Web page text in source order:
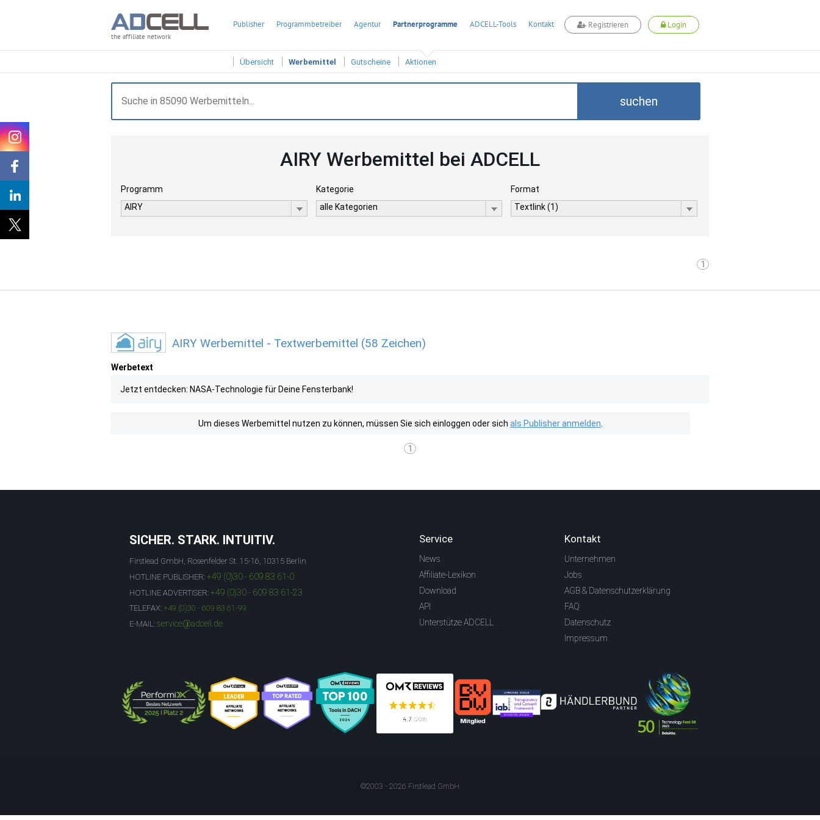
the affiliate network
Publisher Programmbetreiber Agentur Partnerprogramme ADCELL-Tools Kontakt Registrieren Login
Übersicht Werbemittel Gutscheine Aktionen
suchen
AIRY Werbemittel bei ADCELL
Programm
AIRY
Kategorie
alle Kategorien
Format
Textlink (1)
1
AIRY Werbemittel - Textwerbemittel (58 Zeichen)
Werbetext
Jetzt entdecken: NASA-Technologie für Deine Fensterbank!
Um dieses Werbemittel nutzen zu können, müssen Sie sich einloggen oder sich als Publisher anmelden
1
SICHER. STARK. INTUITIV.
Firstlead GmbH, Rosenfelder St. 15-16, 10315 Berlin
HOTLINE PUBLISHER: +49 (0)30 - 609 83 61-0
HOTLINE ADVERTISER: +49 (0)30 - 609 83 61-23
TELEFAX: +49 (0)30 - 609 83 61-99
E-MAIL: service@adcell.de
Service
News
Affiliate-Lexikon
Download
API
Unterstütze ADCELL
Kontakt
Unternehmen
Jobs
AGB & Datenschutzerklärung
FAQ
Datenschutz
Impressum
©2003 - 2026 Firstlead GmbH